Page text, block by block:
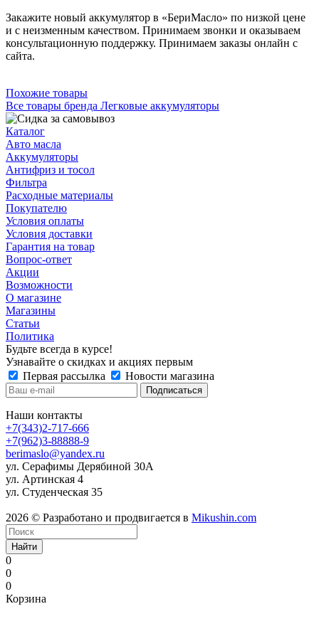
Закажите новый аккумулятор в «БериМасло» по низкой цене
и с неизменным качеством. Принимаем звонки и оказываем
консультационную поддержку. Принимаем заказы онлайн с
сайта.
Похожие товары
Все товары бренда Легковые аккумуляторы
Каталог
Авто масла
Аккумуляторы
Антифриз и тосол
Фильтра
Расходные материалы
Покупателю
Условия оплаты
Условия доставки
Гарантия на товар
Вопрос-ответ
Акции
Возможности
О магазине
Магазины
Статьи
Политика
Будьте всегда в курсе!
Узнавайте о скидках и акциях первым
Первая рассылка
Новости магазина
Наши контакты
+7(343)2-717-666
+7(962)3-88888-9
berimaslo@yandex.ru
ул. Серафимы Дерябиной 30А
ул. Артинская 4
ул. Студенческая 35
2026 © Разработано и продвигается в Mikushin.com
Найти
0
0
0
Корзина